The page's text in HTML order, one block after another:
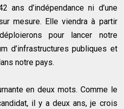
ans d’indépendance ni d’une
mesure. Elle viendra à partir
pour lancer notre
d’infrastructures publiques et
notre pays.
en deux mots. Comme le
il y a deux ans, je crois